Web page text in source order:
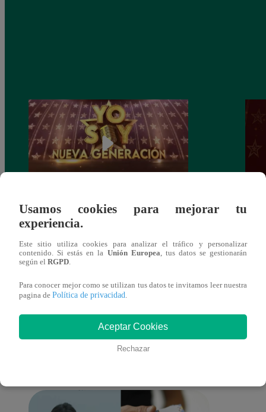
Yo Soy: Nueva Generación – Gran Final
– 14 de junio del 2021 – Programa
completo
Yo
También te puede
interesar
Usamos cookies para mejorar tu
experiencia.
Este sitio utiliza cookies para analizar el tráfico y personalizar
contenido. Si estás en la Unión Europea , tus datos se gestionarán
según el RGPD
Para conocer mejor como se utilizan tus datos te invitamos leer nuestra
pagina de Política de privacidad
Aceptar Cookies
Rechazar